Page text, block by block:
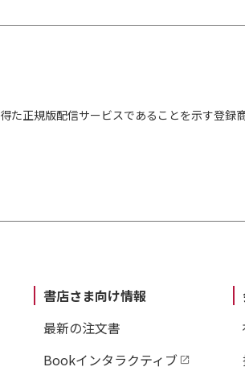
正規版配信サービスであることを示す登録
書店さま向け情報
最新の注文書
Bookインタラクティブ